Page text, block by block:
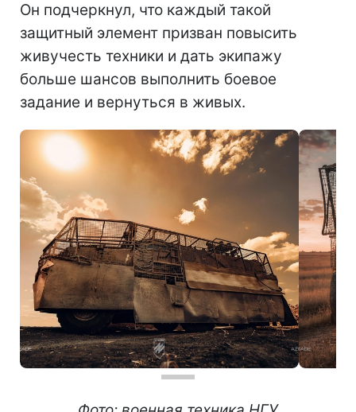
Он подчеркнул, что каждый такой
защитный элемент призван повысить
живучесть техники и дать экипажу
больше шансов выполнить боевое
задание и вернуться в живых.